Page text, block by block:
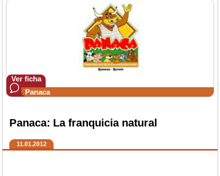
Ver ficha
Panaca
Panaca: La franquicia natural
11.01.2012